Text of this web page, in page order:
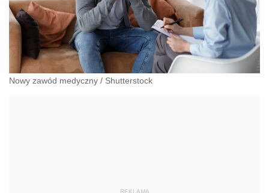
Nowy zawód medyczny / Shutterstock